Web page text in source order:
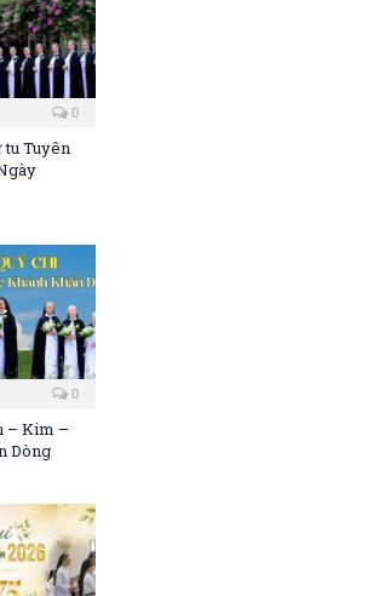
0
tu Tuyên
0
– Kim –
Dòng